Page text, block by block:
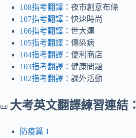
108指考翻譯 ：夜市創意布條
107指考翻譯 ：快速時尚
106指考翻譯 ：世大運
105指考翻譯 ：傳染病
104指考翻譯 ：便利商店
103指考翻譯 ：健康問題
102指考翻譯 ：課外活動
📜 大考英文翻譯練習連結：
防疫篇 1